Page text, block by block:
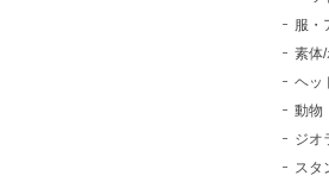
服・
素体/
ヘッ
動物
ジオ
スタ